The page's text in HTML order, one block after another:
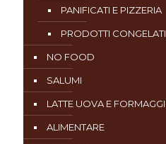
PANIFICATI E PIZZERIA
PRODOTTI CONGELATI
NO FOOD
SALUMI
LATTE UOVA E FORMAGGI
ALIMENTARE